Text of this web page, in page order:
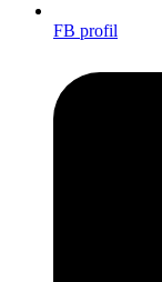
FB profil